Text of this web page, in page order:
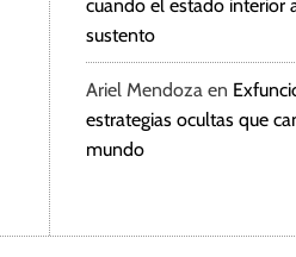
cuando el estado interior
sustento
Ariel Mendoza en
estrategias ocultas que
mundo